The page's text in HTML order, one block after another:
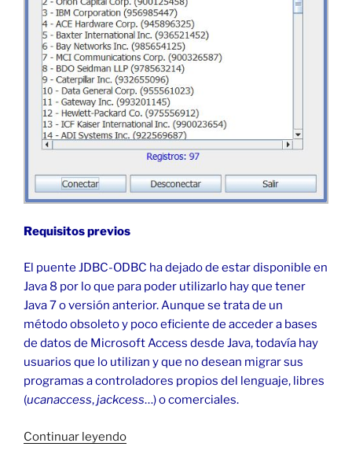
Requisitos previos
El puente JDBC-ODBC ha dejado de estar disponible en
Java 8 por lo que para poder utilizarlo hay que tener
Java 7 o versión anterior. Aunque se trata de un
método obsoleto y poco eficiente de acceder a bases
de datos de Microsoft Access desde Java, todavía hay
usuarios que lo utilizan y que no desean migrar sus
programas a controladores propios del lenguaje, libres
(ucanaccess,jackcess…) o comerciales.
Continuar leyendo«Access